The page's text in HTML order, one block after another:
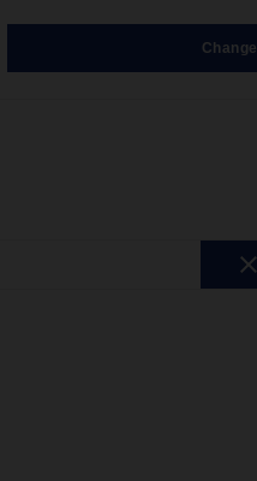
Change